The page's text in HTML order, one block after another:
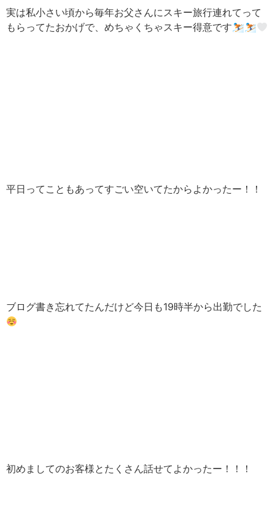
実は私小さい頃から毎年お父さんにスキー旅行連れてって
もらってたおかげで、めちゃくちゃスキー得意です⛷⛷
平日ってこともあってすごい空いてたからよかったー！！
ブログ書き忘れてたんだけど今日も19時半から出勤でした
初めましてのお客様とたくさん話せてよかったー！！！